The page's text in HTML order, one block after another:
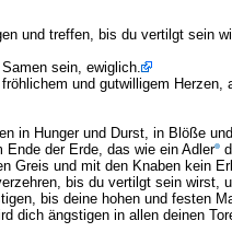
und treffen, bis du vertilgt sein
sein, ewiglich.
und gutwilligem Herzen,
in Hunger und Durst, in Blöße
Ende der Erde, das wie ein Adler
Greis und mit den Knaben kein
bis du vertilgt sein
bis deine hohen und festen
dich ängstigen in allen deinen